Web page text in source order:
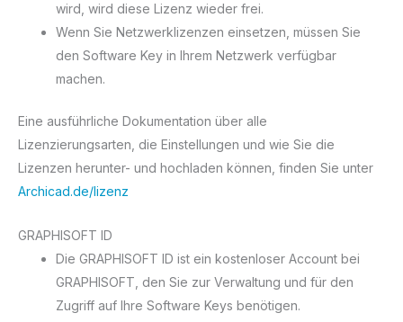
wird, wird diese Lizenz wieder frei.
Wenn Sie Netzwerklizenzen einsetzen, müssen Sie
den Software Key in Ihrem Netzwerk verfügbar
machen.
Eine ausführliche Dokumentation über alle
Lizenzierungsarten, die Einstellungen und wie Sie die
Lizenzen herunter- und hochladen können, finden Sie unter
Archicad.de/lizenz
GRAPHISOFT ID
Die GRAPHISOFT ID ist ein kostenloser Account bei
GRAPHISOFT, den Sie zur Verwaltung und für den
Zugriff auf Ihre Software Keys benötigen.